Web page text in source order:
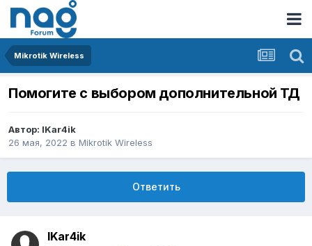
Mikrotik Wireless
Помогите с выбором дополнительной ТД
Автор: IKar4ik
26 мая, 2022 в Mikrotik Wireless
Ответить
IKar4ik